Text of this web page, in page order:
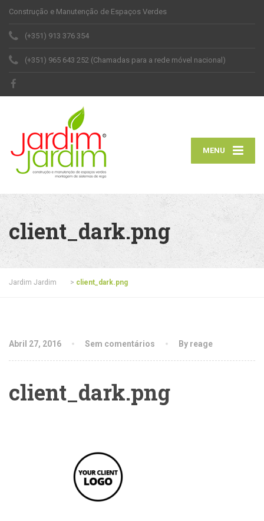
Construção e Manutenção de Espaços Verdes
(+351) 913 376 354
(+351) 965 643 252 (Chamadas para a rede móvel nacional)
MENU
client_dark.png
Jardim Jardim > client_dark.png
Abril 27, 2016 Sem comentários By reage
client_dark.png